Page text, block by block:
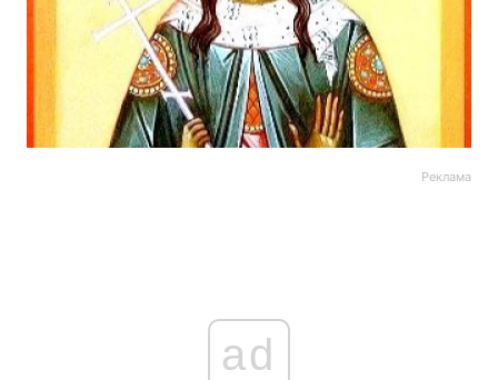
Реклама
ad